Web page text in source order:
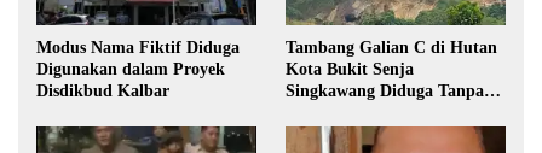
Modus Nama Fiktif Diduga
Digunakan dalam Proyek
Disdikbud Kalbar
Tambang Galian C di Hutan
Kota Bukit Senja
Singkawang Diduga Tanpa